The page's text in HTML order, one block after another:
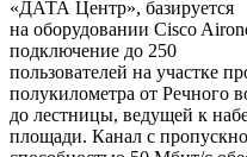
«ДАТА Центр», базируется
на оборудовании Cisco
подключение до 250
пользователей на участке
полукилометра от Речного
до лестницы, ведущей к
площади. Канал с